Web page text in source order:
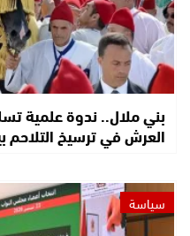
بني ملال.. ندوة علمية
العرش في ترسيخ
سياسة